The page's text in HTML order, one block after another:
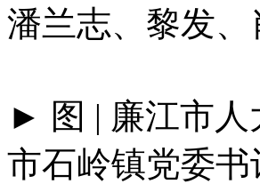
潘兰志、黎发
► 图 | 廉江市人
市石岭镇党委